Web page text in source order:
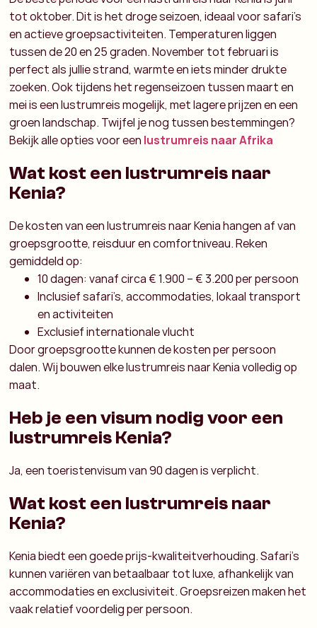
tot oktober. Dit is het droge seizoen, ideaal voor safari’s
en actieve groepsactiviteiten. Temperaturen liggen
tussen de 20 en 25 graden. November tot februari is
perfect als jullie strand, warmte en iets minder drukte
zoeken. Ook tijdens het regenseizoen tussen maart en
mei is een lustrumreis mogelijk, met lagere prijzen en een
groen landschap. Twijfel je nog tussen bestemmingen?
Bekijk alle opties voor een lustrumreis naar Afrika
Wat kost een lustrumreis naar
Kenia?
De kosten van een lustrumreis naar Kenia hangen af van
groepsgrootte, reisduur en comfortniveau. Reken
gemiddeld op:
10 dagen: vanaf circa € 1.900 – € 3.200 per persoon
Inclusief safari’s, accommodaties, lokaal transport
en activiteiten
Exclusief internationale vlucht
Door groepsgrootte kunnen de kosten per persoon
dalen. Wij bouwen elke lustrumreis naar Kenia volledig op
maat.
Heb je een visum nodig voor een
lustrumreis Kenia?
Ja, een toeristenvisum van 90 dagen is verplicht.
Wat kost een lustrumreis naar
Kenia?
Kenia biedt een goede prijs-kwaliteitverhouding. Safari’s
kunnen variëren van betaalbaar tot luxe, afhankelijk van
accommodaties en exclusiviteit. Groepsreizen maken het
vaak relatief voordelig per persoon.